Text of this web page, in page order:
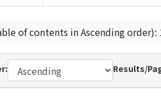
of contents in Ascending order):
Results/